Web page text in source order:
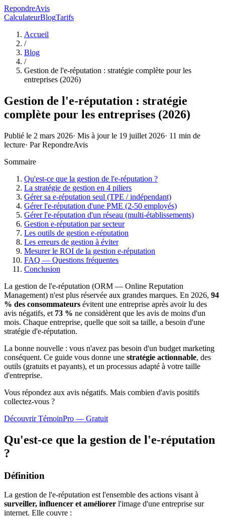
RepondreAvis
CalculateurBlogTarifs
Accueil
/
Blog
/
Gestion de l'e-réputation : stratégie complète pour les
entreprises (2026)
Gestion de l'e-réputation : stratégie
complète pour les entreprises (2026)
Publié le 2 mars 2026· Mis à jour le 19 juillet 2026· 11 min de
lecture· ParRepondreAvis
Sommaire
Qu'est-ce que la gestion de l'e-réputation ?
La stratégie de gestion en 4 piliers
Gérer sa e-réputation seul (TPE / indépendant)
Gérer l'e-réputation d'une PME (2-50 employés)
Gérer l'e-réputation d'un réseau (multi-établissements)
Gestion e-réputation par secteur
Les outils de gestion e-réputation
Les erreurs de gestion à éviter
Mesurer le ROI de la gestion e-réputation
FAQ — Questions fréquentes
Conclusion
La gestion de l'e-réputation (ORM — Online Reputation
Management) n'est plus réservée aux grandes marques. En 2026, 94
% des consommateurs évitent une entreprise après avoir lu des
avis négatifs, et 73 % ne considèrent que les avis de moins d'un
mois. Chaque entreprise, quelle que soit sa taille, a besoin d'une
stratégie d'e-réputation.
La bonne nouvelle : vous n'avez pas besoin d'un budget marketing
conséquent. Ce guide vous donne une stratégie actionnable, des
outils (gratuits et payants), et un processus adapté à votre taille
d'entreprise.
Vous répondez aux avis négatifs. Mais combien d'avis positifs
collectez-vous ?
Découvrir TémoinPro — Gratuit
Qu'est-ce que la gestion de l'e-réputation
?
Définition
La gestion de l'e-réputation est l'ensemble des actions visant à
surveiller, influencer et améliorer l'image d'une entreprise sur
internet. Elle couvre :